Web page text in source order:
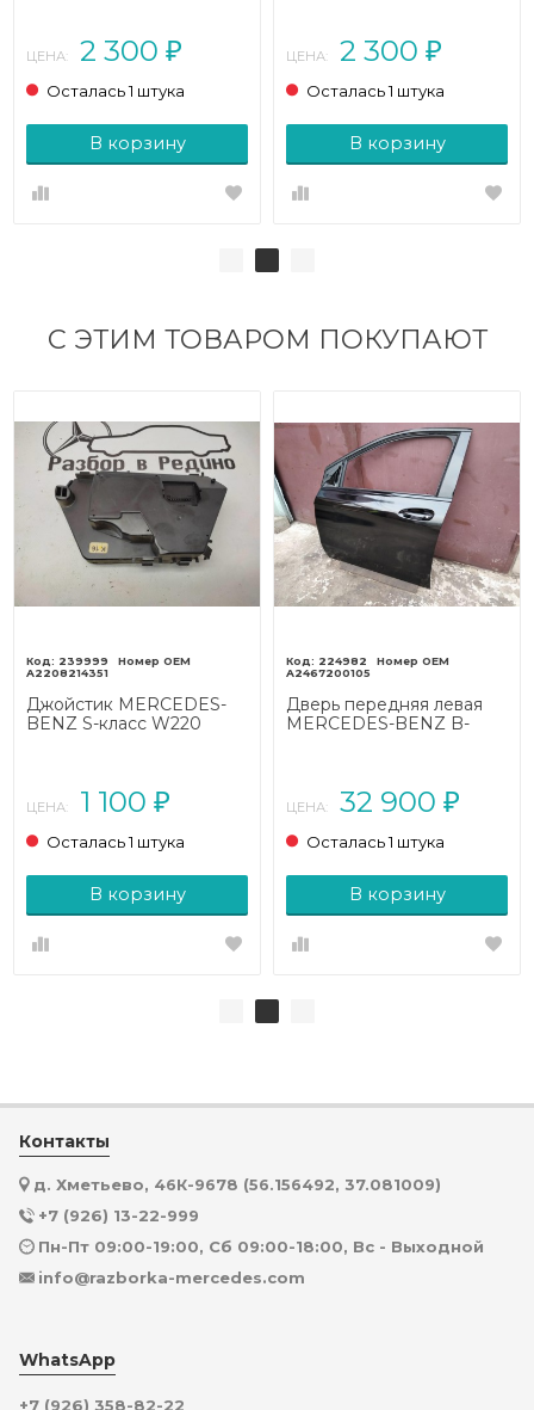
ЦЕНА: 2 300 ₽
Осталась 1 штука
В корзину
ЦЕНА: 2 300 ₽
Осталась 1 штука
В корзину
С ЭТИМ ТОВАРОМ ПОКУПАЮТ
239999
A2208214351
Джойстик MERCEDES-
BENZ S-класс W220
ЦЕНА: 1 100 ₽
Осталась 1 штука
В корзину
224982
A2467200105
Дверь передняя левая
MERCEDES-BENZ B-
ЦЕНА: 32 900 ₽
Осталась 1 штука
В корзину
Контакты
д. Хметьево, 46К-9678 (56.156492, 37.081009)
+7 (926) 13-22-999
Пн-Пт 09:00-19:00, Сб 09:00-18:00, Вс - Выходной
info@razborka-mercedes.com
WhatsApp
+7 (926) 358-82-22